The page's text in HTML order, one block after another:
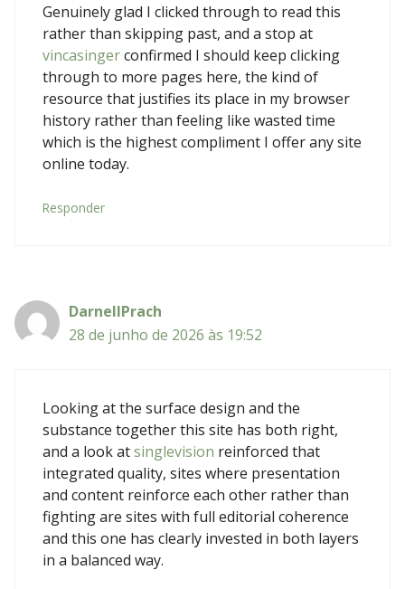
Genuinely glad I clicked through to read this
rather than skipping past, and a stop at
vincasingerconfirmed I should keep clicking
through to more pages here, the kind of
resource that justifies its place in my browser
history rather than feeling like wasted time
which is the highest compliment I offer any site
online today.
Responder
DarnellPrach
28 de junho de 2026 às 19:52
Looking at the surface design and the
substance together this site has both right,
and a look atsinglevision reinforced that
integrated quality, sites where presentation
and content reinforce each other rather than
fighting are sites with full editorial coherence
and this one has clearly invested in both layers
in a balanced way.